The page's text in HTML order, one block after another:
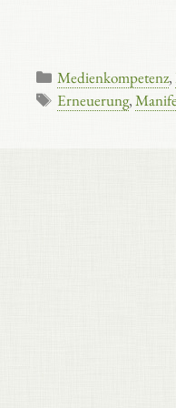
Kategorien
Medienkompetenz,
Schlagwörter
Erneuerung,